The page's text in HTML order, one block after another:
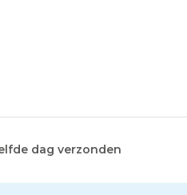
dag verzonden